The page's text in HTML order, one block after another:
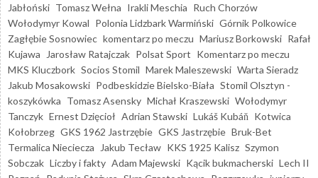
Jabłoński Tomasz Wełna Irakli Meschia Ruch Chorzów
Wołodymyr Kowal Polonia Lidzbark Warmiński Górnik Polkowice
Zagłębie Sosnowiec komentarz po meczu Mariusz Borkowski Rafał
Kujawa
Jarosław Ratajczak Polsat Sport Komentarz po meczu
MKS Kluczbork Socios Stomil Marek Maleszewski Warta Sieradz
Jakub Mosakowski Podbeskidzie Bielsko-Biała Stomil Olsztyn -
koszykówka Tomasz Asensky Michał Kraszewski Wołodymyr
Tanczyk Ernest Dzięcioł Adrian Stawski Lukáš Kubáň Kotwica
Kołobrzeg GKS 1962 Jastrzębie GKS Jastrzębie Bruk-Bet
Termalica Nieciecza
Jakub Tecław KKS 1925 Kalisz Szymon
Sobczak Liczby i fakty Adam Majewski Kącik bukmacherski Lech II